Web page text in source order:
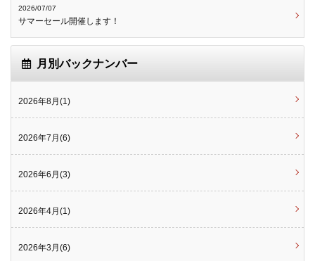
2026/07/07
サマーセール開催します！
月別バックナンバー
2026年8月(1)
2026年7月(6)
2026年6月(3)
2026年4月(1)
2026年3月(6)